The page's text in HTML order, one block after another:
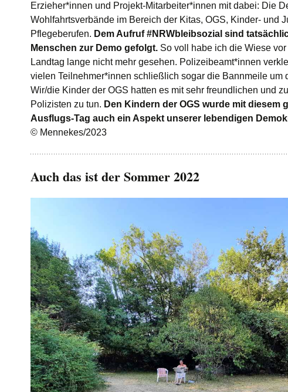
Erzieher*innen und Projekt-Mitarbeiter*innen mit dabei: Die
Wohlfahrtsverbände im Bereich der Kitas, OGS, Kinder- und
Pflegeberufen. Dem Aufruf #NRWbleibsozial sind
Menschen zur Demo gefolgt. So voll habe ich die Wiese
Landtag lange nicht mehr gesehen. Polizeibeamt*innen
vielen Teilnehmer*innen schließlich sogar die Bannmeile um
Wir/die Kinder der OGS hatten es mit sehr freundlichen und
Polizisten zu tun. Den Kindern der OGS wurde mit diesem
Ausflugs-Tag auch ein Aspekt unserer lebendigen
© Mennekes/2023
Auch das ist der Sommer 2022